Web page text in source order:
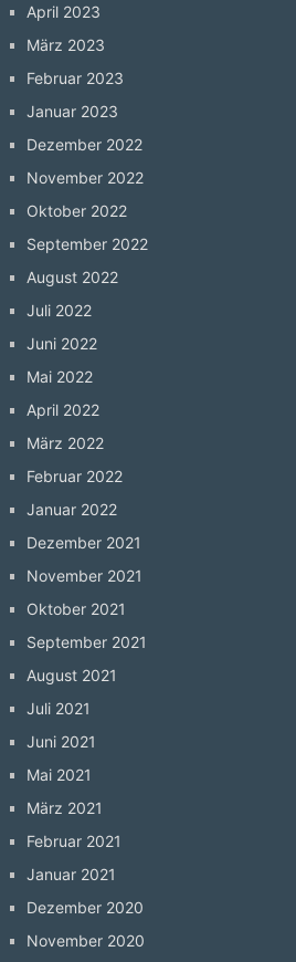
April 2023
März 2023
Februar 2023
Januar 2023
Dezember 2022
November 2022
Oktober 2022
September 2022
August 2022
Juli 2022
Juni 2022
Mai 2022
April 2022
März 2022
Februar 2022
Januar 2022
Dezember 2021
November 2021
Oktober 2021
September 2021
August 2021
Juli 2021
Juni 2021
Mai 2021
März 2021
Februar 2021
Januar 2021
Dezember 2020
November 2020